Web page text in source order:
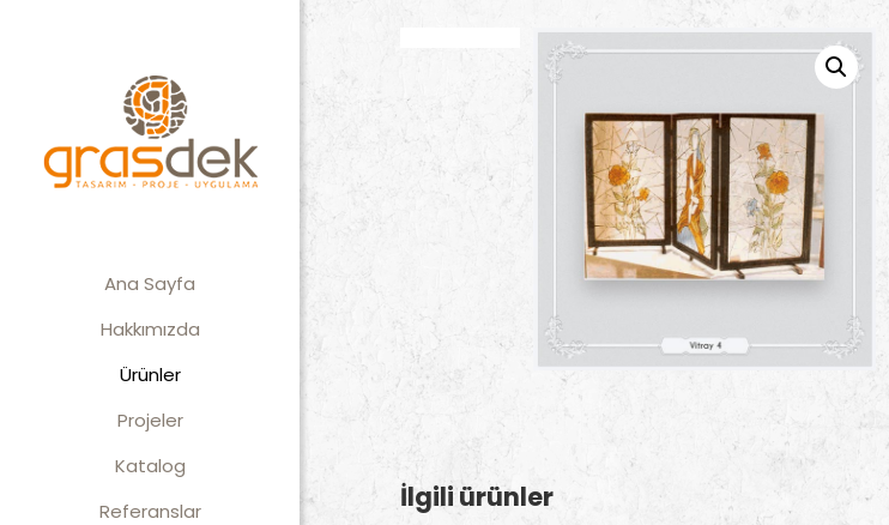
Ana Sayfa
Hakkımızda
Ürünler
Projeler
Katalog
Referanslar
İlgili ürünler